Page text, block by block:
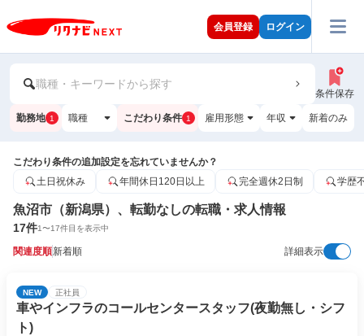
会員登録 ログイン
職種・キーワードから探す
条件保存
勤務地 1 職種 こだわり条件 1 雇用形態 年収 新着のみ
こだわり条件の追加設定を忘れていませんか？
土日祝休み
年間休日120日以上 完全週休2日制 学歴
魚沼市（新潟県）、転勤なしの転職・求人情報
17件1〜17件目を表示中
関連度順新着順 詳細表示
NEW 正社員
車やインフラのコールセンタースタッフ(夜勤無し・シフ
ト)